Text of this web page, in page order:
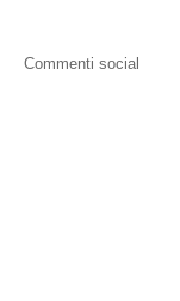
Commenti social